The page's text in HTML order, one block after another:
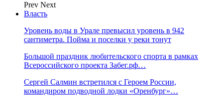
Prev Next
Власть
Уровень воды в Урале превысил уровень в 942
сантиметра. Пойма и поселки у реки тонут
Большой праздник любительского спорта в рамках
Всероссийского проекта Забег.рф…
Сергей Салмин встретился с Героем России,
командиром подводной лодки «Оренбург»…